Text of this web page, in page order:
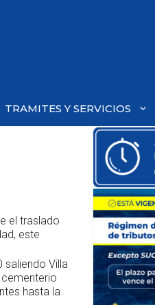
TRAMITES Y SERVICIOS
el traslado
este
saliendo Villa
hasta la